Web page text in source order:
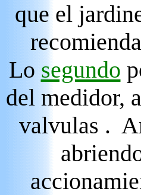
que el
Lo segundo
del medidor,
valvulas .